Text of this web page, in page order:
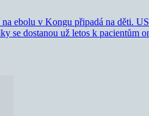
ebolu v Kongu připadá na děti.
se dostanou už letos k pacientům